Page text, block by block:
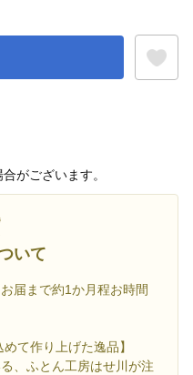
がございます。
いて
届まで約1か月程お時間
て作り上げた逸品】
、ふとん工房はせ川が注